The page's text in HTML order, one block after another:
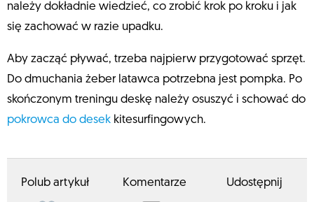
należy dokładnie wiedzieć, co zrobić krok po kroku i jak
się zachować w razie upadku.
Aby zacząć pływać, trzeba najpierw przygotować sprzęt.
Do dmuchania żeber latawca potrzebna jest pompka. Po
skończonym treningu deskę należy osuszyć i schować do
pokrowca do desek kitesurfingowych.
Polub artykuł Komentarze Udostępnij